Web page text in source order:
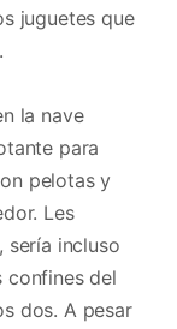
juguetes que
la nave
para
pelotas y
Les
sería incluso
confines del
dos. A pesar